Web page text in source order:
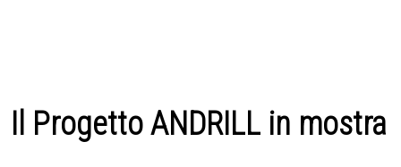
Il Progetto ANDRILL in mostra